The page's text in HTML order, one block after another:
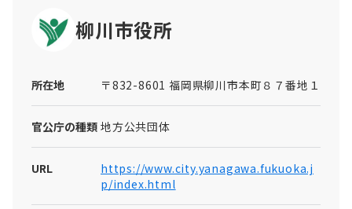
柳川市役所
所在地 〒832-8601 福岡県柳川市本町８７番地１
官公庁の種類 地方公共団体
URL
https://www.city.yanagawa.fukuoka.j
p/index.html